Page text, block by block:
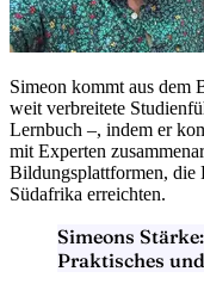
Simeon kommt aus dem
weit verbreitete
Lernbuch –, indem er
mit Experten
Bildungsplattformen, die
Südafrika erreichten.
Simeons Stärke:
Praktisches